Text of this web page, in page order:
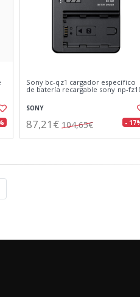
Sony bc-qz1 cargador específico
de batería recargable sony np-
SONY
87,21€ 104,65€ -